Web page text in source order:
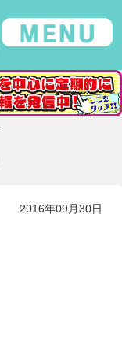
2016年09月30日